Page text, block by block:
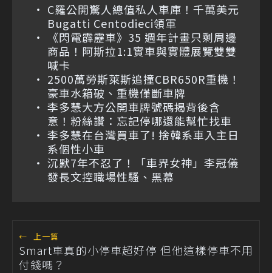
C羅公開驚人總值私人車庫！千萬美元
Bugatti Centodieci領軍
《閃電霹靂車》35 週年計畫只剩周邊
商品！阿斯拉1:1實車與實體展覽雙雙
喊卡
2500萬勞斯萊斯追撞CBR650R重機！
豪車水箱破、重機僅斷車牌
李多慧大方公開車牌號碼揭背後含
意！粉絲讚：忘記停哪還能幫忙找車
李多慧在台灣買車了! 捨韓系車入主日
系個性小車
沉默7年不忍了！「車界女神」李冠儀
發長文控職場性騷、黑幕
← 上一篇
Smart車真的小停車超好停 但他這樣停車不用
付錢嗎？